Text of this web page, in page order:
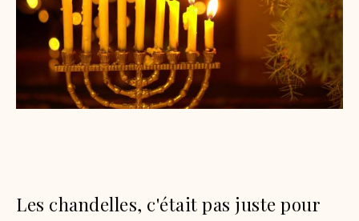
Les chandelles, c'était pas juste pour